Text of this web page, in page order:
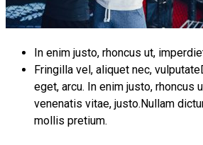
In enim justo, rhoncus ut,
Fringilla vel, aliquet nec,
eget, arcu. In enim justo, rhoncus
venenatis vitae, justo.Nullam
mollis pretium.